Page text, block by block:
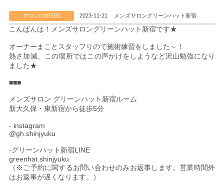
サロンのNEWS 2023-11-21 メンズサロングリーンハット新宿
こんばんは！メンズサロングリーンハット新宿です★
オーナーまことスタッフりので施術練習をしました～！
熱さ加減、この場所ではこの声かけをしようなど沢山勉強になり
ました★
■■■
メンズサロン グリーンハット新宿ルーム
新大久保・東新宿から徒歩5分
- instagram
@gh.shinjyuku
-グリーンハット新宿LINE
greenhat.shinjyuku
（※ご予約に関するお問い合わせのみお返事します。営業時間外
はお返事が遅くなります。）